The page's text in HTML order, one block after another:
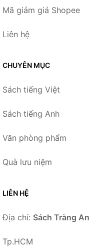
Mã giảm giá Shopee
Liên hệ
CHUYÊN MỤC
Sách tiếng Việt
Sách tiếng Anh
Văn phòng phẩm
Quà lưu niệm
LIÊN HỆ
Địa chỉ: Sách Tràng An
Tp.HCM